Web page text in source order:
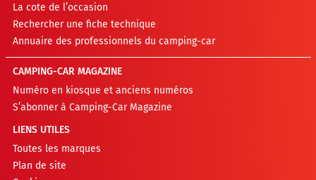
La cote de l’occasion
Rechercher une fiche technique
Annuaire des professionnels du camping-car
CAMPING-CAR MAGAZINE
Numéro en kiosque et anciens numéros
S’abonner à Camping-Car Magazine
LIENS UTILES
Toutes les marques
Plan de site